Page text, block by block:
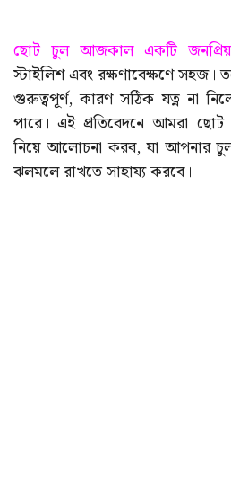
ছোট চুল আজকাল একটি জনপ্রিয়
স্টাইলিশ এবং রক্ষণাবেক্ষণে সহজ।
গুরুত্বপূর্ণ, কারণ সঠিক যত্ন না
পারে। এই প্রতিবেদনে আমরা ছোট
নিয়ে আলোচনা করব, যা আপনার
ঝলমলে রাখতে সাহায্য করবে।